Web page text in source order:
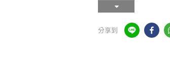
分享到